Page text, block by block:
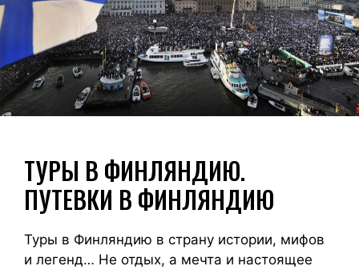
ТУРЫ В ФИНЛЯНДИЮ.
ПУТЕВКИ В ФИНЛЯНДИЮ
Туры в Финляндию в страну истории, мифов
и легенд… Не отдых, а мечта и настоящее